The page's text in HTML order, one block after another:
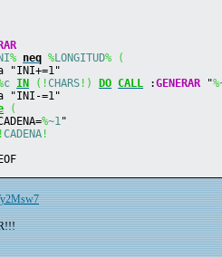
% neq %LONGITUD%
(
"INI+=1"
c IN (!CHARS !) DO CALL :GENERAR "%
"INI-=1"
(
%~1"
!CADENA !